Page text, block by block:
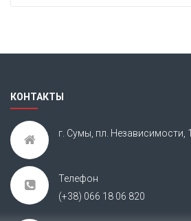
КОНТАКТЫ
г. Сумы, пл. Независимости, 1
Телефон
(+38) 066 18 06 820